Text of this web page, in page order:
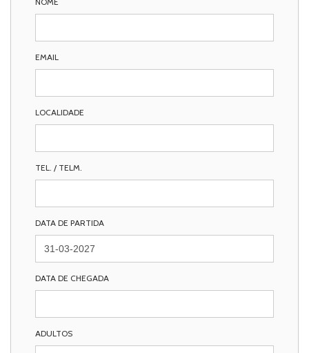
EMAIL
LOCALIDADE
TEL. / TELM.
DATA DE PARTIDA
DATA DE CHEGADA
ADULTOS